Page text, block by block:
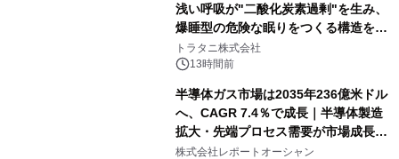
浅い呼吸が"二酸化炭素過剰"を生み、
爆睡型の危険な眠りをつくる構造を解
説
トラタニ株式会社
13時間前
半導体ガス市場は2035年236億米ドル
へ、CAGR 7.4％で成長｜半導体製造
拡大・先端プロセス需要が市場成長を
加速
株式会社レポートオーシャン